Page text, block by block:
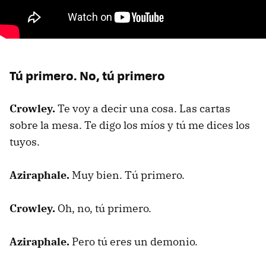
Tú primero. No, tú primero
Crowley.Te voy a decir una cosa. Las cartas
sobre la mesa. Te digo los míos y tú me dices los
tuyos.
Aziraphale. Muy bien. Tú primero.
Crowley. Oh, no, tú primero.
Aziraphale. Pero tú eres un demonio.